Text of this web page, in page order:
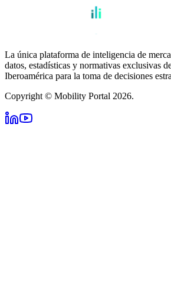
La única plataforma de inteligencia de
datos, estadísticas y normativas exclusivas
Iberoamérica para la toma de decisiones
Copyright © Mobility Portal 2026.